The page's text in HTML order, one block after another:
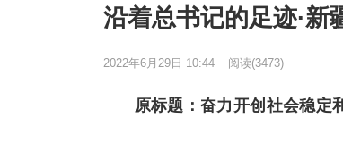
沿着总书记的足迹·
2022年6月29日 10:44 阅读(3473)
原标题：奋力开创社会稳定